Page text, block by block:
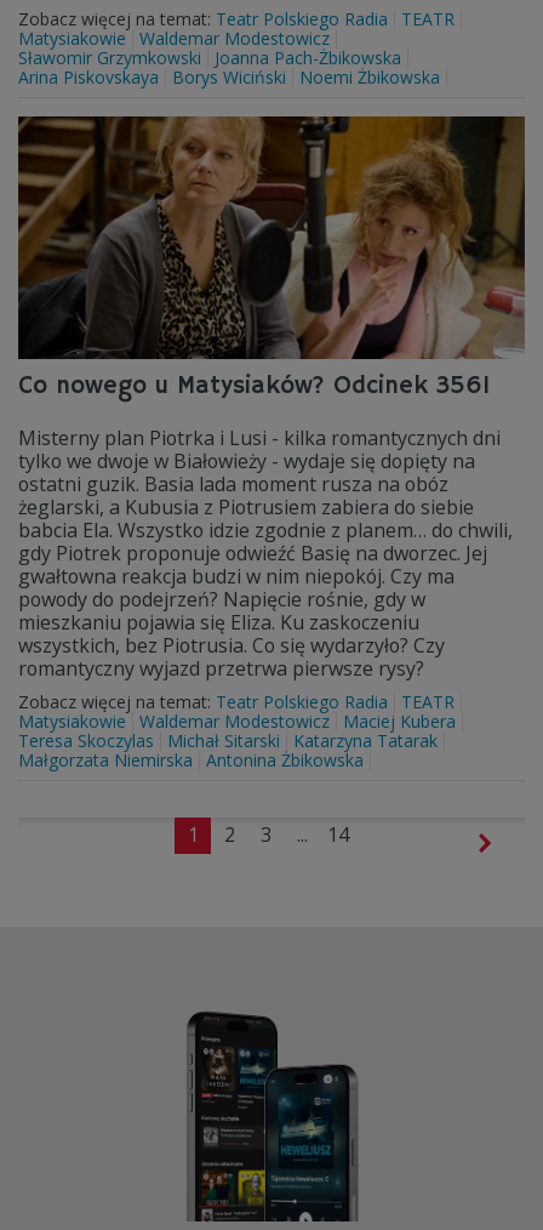
Zobacz więcej na temat: Teatr Polskiego Radia
TEATR
Matysiakowie
Waldemar Modestowicz
Sławomir Grzymkowski
Joanna Pach-Żbikowska
Arina Piskovskaya
Borys Wiciński Noemi Żbikowska
Co nowego u Matysiaków? Odcinek 3561
Misterny plan Piotrka i Lusi - kilka romantycznych dni
tylko we dwoje w Białowieży - wydaje się dopięty na
ostatni guzik. Basia lada moment rusza na obóz
żeglarski, a Kubusia z Piotrusiem zabiera do siebie
babcia Ela. Wszystko idzie zgodnie z planem… do chwili,
gdy Piotrek proponuje odwieźć Basię na dworzec. Jej
gwałtowna reakcja budzi w nim niepokój. Czy ma
powody do podejrzeń? Napięcie rośnie, gdy w
mieszkaniu pojawia się Eliza. Ku zaskoczeniu
wszystkich, bez Piotrusia. Co się wydarzyło? Czy
romantyczny wyjazd przetrwa pierwsze rysy?
Zobacz więcej na temat: Teatr Polskiego Radia
TEATR
Matysiakowie
Waldemar Modestowicz
Maciej Kubera
Teresa Skoczylas
Michał Sitarski
Katarzyna Tatarak
Małgorzata Niemirska
Antonina Żbikowska
1 2 3 ... 14